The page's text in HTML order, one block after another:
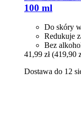
100 ml
Do skóry
Redukuje
Bez
41,99 zł (419,90
Dostawa do 12